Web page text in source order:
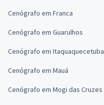
Cenógrafo em Franca
Cenógrafo em Guarulhos
Cenógrafo em Itaquaquecetuba
Cenógrafo em Mauá
Cenógrafo em Mogi das Cruzes